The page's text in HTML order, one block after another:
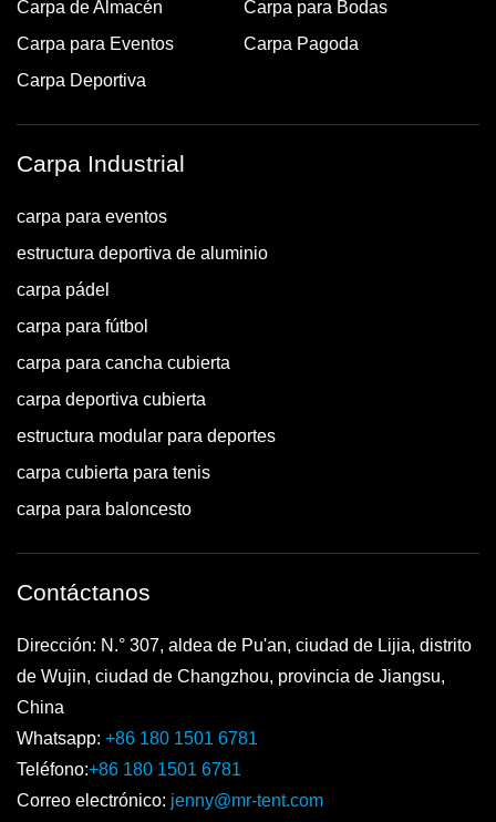
Carpa de Almacén
Carpa para Bodas
Carpa para Eventos
Carpa Pagoda
Carpa Deportiva
Carpa Industrial
carpa para eventos
estructura deportiva de aluminio
carpa pádel
carpa para fútbol
carpa para cancha cubierta
carpa deportiva cubierta
estructura modular para deportes
carpa cubierta para tenis
carpa para baloncesto
Contáctanos
Dirección: N.° 307, aldea de Pu'an, ciudad de Lijia, distrito
de Wujin, ciudad de Changzhou, provincia de Jiangsu,
China
Whatsapp: +86 180 1501 6781
Teléfono:+86 180 1501 6781
Correo electrónico: jenny@mr-tent.com